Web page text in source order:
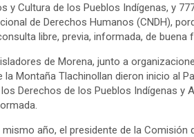
y Cultura de los Pueblos Indígenas, y
de Derechos Humanos (CNDH),
libre, previa, informada, de buena
de Morena, junto a
la Montaña Tlachinollan dieron inicio al
Derechos de los Pueblos Indígenas
mismo año, el presidente de la